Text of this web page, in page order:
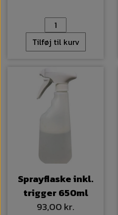
Tilføj til kurv
Sprayflaske inkl.
trigger 650ml
93,00 kr.